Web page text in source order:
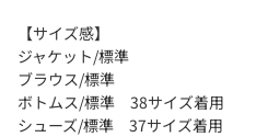
【サイズ感】
ジャケット/標準
ブラウス/標準
ボトムス/標準 38サイズ着用
シューズ/標準 37サイズ着用